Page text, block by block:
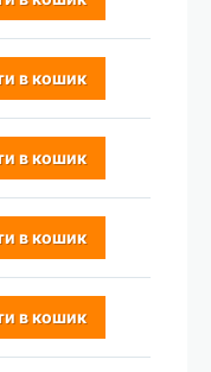
в кошик
в кошик
в кошик
в кошик